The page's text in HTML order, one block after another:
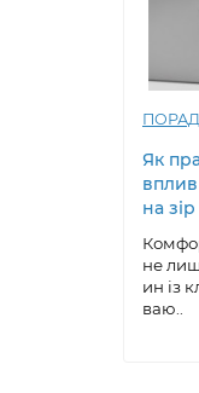
Як
на
не
ин із
ваю..